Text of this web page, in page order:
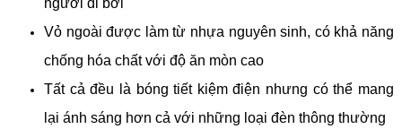
người đi bơi
Vỏ ngoài được làm từ nhựa nguyên sinh, có khả năng
chống hóa chất với độ ăn mòn cao
Tất cả đều là bóng tiết kiệm điện nhưng có thể mang
lại ánh sáng hơn cả với những loại đèn thông thường